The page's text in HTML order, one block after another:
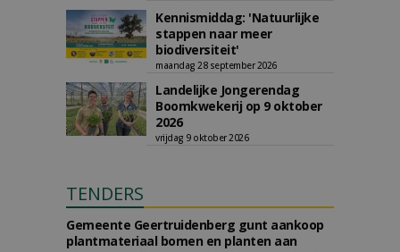
Kennismiddag: 'Natuurlijke
stappen naar meer
biodiversiteit'
maandag 28 september 2026
Landelijke Jongerendag
Boomkwekerij op 9 oktober
2026
vrijdag 9 oktober 2026
TENDERS
Gemeente Geertruidenberg gunt aankoop
plantmateriaal bomen en planten aan